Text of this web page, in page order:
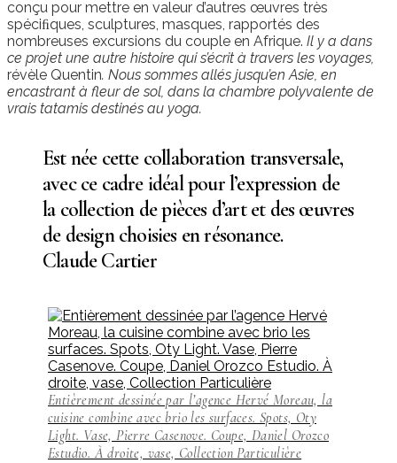
conçu pour mettre en valeur d’autres œuvres très
spéciﬁques, sculptures, masques, rapportés des
nombreuses excursions du couple en Afrique. Il y a dans
ce projet une autre histoire qui s’écrit à travers les voyages,
révèle Quentin. Nous sommes allés jusqu’en Asie, en
encastrant à fleur de sol, dans la chambre polyvalente de
vrais tatamis destinés au yoga.
Est née cette collaboration transversale,
avec ce cadre idéal pour l’expression de
la collection de pièces d’art et des œuvres
de design choisies en résonance.
Claude Cartier
Entièrement dessinée par l’agence Hervé Moreau, la
cuisine combine avec brio les surfaces. Spots, Oty
Light. Vase, Pierre Casenove. Coupe, Daniel Orozco
Estudio. À droite, vase, Collection Particulière